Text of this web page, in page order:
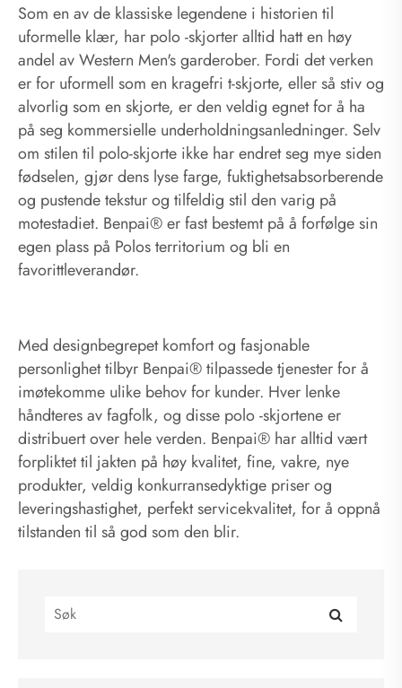
Som en av de klassiske legendene i historien til
uformelle klær, har polo -skjorter alltid hatt en høy
andel av Western Men's garderober. Fordi det verken
er for uformell som en kragefri t-skjorte, eller så stiv og
alvorlig som en skjorte, er den veldig egnet for å ha
på seg kommersielle underholdningsanledninger. Selv
om stilen til polo-skjorte ikke har endret seg mye siden
fødselen, gjør dens lyse farge, fuktighetsabsorberende
og pustende tekstur og tilfeldig stil den varig på
motestadiet. Benpai® er fast bestemt på å forfølge sin
egen plass på Polos territorium og bli en
favorittleverandør.
Med designbegrepet komfort og fasjonable
personlighet tilbyr Benpai® tilpassede tjenester for å
imøtekomme ulike behov for kunder. Hver lenke
håndteres av fagfolk, og disse polo -skjortene er
distribuert over hele verden. Benpai® har alltid vært
forpliktet til jakten på høy kvalitet, fine, vakre, nye
produkter, veldig konkurransedyktige priser og
leveringshastighet, perfekt servicekvalitet, for å oppnå
tilstanden til så god som den blir.